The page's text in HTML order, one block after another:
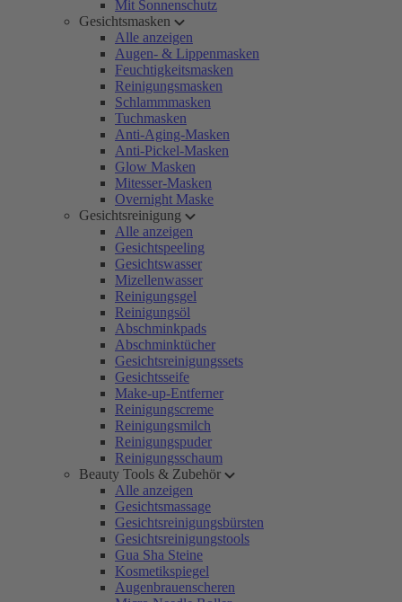
Mit Sonnenschutz
Gesichtsmasken
Alle anzeigen
Augen- & Lippenmasken
Feuchtigkeitsmasken
Reinigungsmasken
Schlammmasken
Tuchmasken
Anti-Aging-Masken
Anti-Pickel-Masken
Glow Masken
Mitesser-Masken
Overnight Maske
Gesichtsreinigung
Alle anzeigen
Gesichtspeeling
Gesichtswasser
Mizellenwasser
Reinigungsgel
Reinigungsöl
Abschminkpads
Abschminktücher
Gesichtsreinigungssets
Gesichtsseife
Make-up-Entferner
Reinigungscreme
Reinigungsmilch
Reinigungspuder
Reinigungsschaum
Beauty Tools & Zubehör
Alle anzeigen
Gesichtsmassage
Gesichtsreinigungsbürsten
Gesichtsreinigungstools
Gua Sha Steine
Kosmetikspiegel
Augenbrauenscheren